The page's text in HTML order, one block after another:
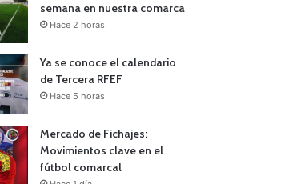
semana en nuestra comarca
Hace 2 horas
Ya se conoce el calendario
de Tercera RFEF
Hace 5 horas
Mercado de Fichajes:
Movimientos clave en el
fútbol comarcal